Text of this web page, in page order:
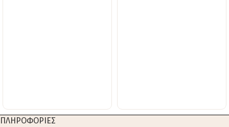
ΠΛΗΡΟΦΟΡΙΕΣ